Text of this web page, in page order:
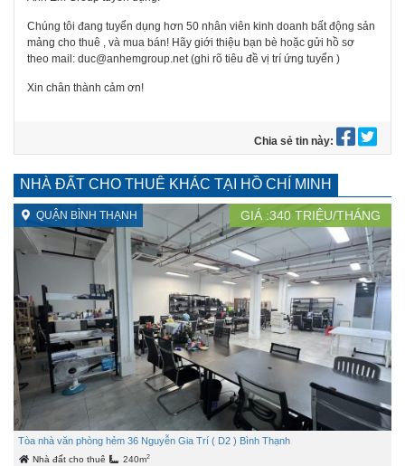
Chúng tôi đang tuyển dụng hơn 50 nhân viên kinh doanh bất động sản
mảng cho thuê , và mua bán! Hãy giới thiệu bạn bè hoặc gửi hồ sơ
theo mail: duc@anhemgroup.net (ghi rõ tiêu đề vị trí ứng tuyển )
Xin chân thành cảm ơn!
Chia sẻ tin này:
NHÀ ĐẤT CHO THUÊ KHÁC TẠI HỒ CHÍ MINH
QUẬN BÌNH THẠNH GIÁ :340 TRIỆU/THÁNG
Tòa nhà văn phòng hẻm 36 Nguyễn Gia Trí ( D2 ) Bình Thạnh
Nhà đất cho thuê 240m2